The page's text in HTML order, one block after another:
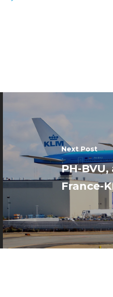
Next Post
PH-
France-